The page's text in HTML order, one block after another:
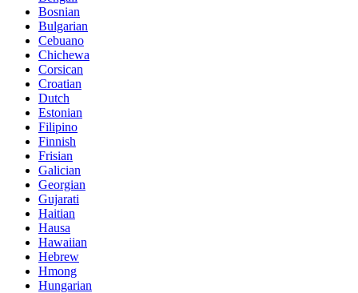
Bosnian
Bulgarian
Cebuano
Chichewa
Corsican
Croatian
Dutch
Estonian
Filipino
Finnish
Frisian
Galician
Georgian
Gujarati
Haitian
Hausa
Hawaiian
Hebrew
Hmong
Hungarian